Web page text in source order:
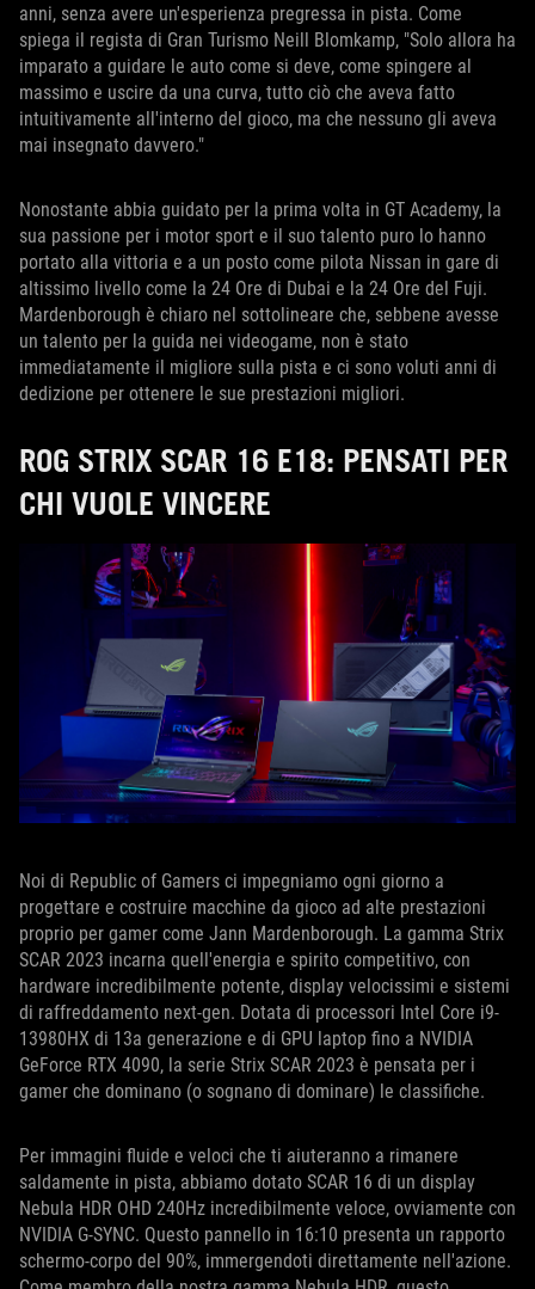
anni, senza avere un'esperienza pregressa in pista. Come
spiega il regista di Gran Turismo Neill Blomkamp, "Solo allora ha
imparato a guidare le auto come si deve, come spingere al
massimo e uscire da una curva, tutto ciò che aveva fatto
intuitivamente all'interno del gioco, ma che nessuno gli aveva
mai insegnato davvero."
Nonostante abbia guidato per la prima volta in GT Academy, la
sua passione per i motor sport e il suo talento puro lo hanno
portato alla vittoria e a un posto come pilota Nissan in gare di
altissimo livello come la 24 Ore di Dubai e la 24 Ore del Fuji.
Mardenborough è chiaro nel sottolineare che, sebbene avesse
un talento per la guida nei videogame, non è stato
immediatamente il migliore sulla pista e ci sono voluti anni di
dedizione per ottenere le sue prestazioni migliori.
ROG STRIX SCAR 16 E18: PENSATI PER
CHI VUOLE VINCERE
Noi di Republic of Gamers ci impegniamo ogni giorno a
progettare e costruire macchine da gioco ad alte prestazioni
proprio per gamer come Jann Mardenborough. La gamma Strix
SCAR 2023 incarna quell'energia e spirito competitivo, con
hardware incredibilmente potente, display velocissimi e sistemi
di raffreddamento next-gen. Dotata di processori Intel Core i9-
13980HX di 13a generazione e di GPU laptop fino a NVIDIA
GeForce RTX 4090, la serie Strix SCAR 2023 è pensata per i
gamer che dominano (o sognano di dominare) le classifiche.
Per immagini fluide e veloci che ti aiuteranno a rimanere
saldamente in pista, abbiamo dotato SCAR 16 di un display
Nebula HDR OHD 240Hz incredibilmente veloce, ovviamente con
NVIDIA G-SYNC. Questo pannello in 16:10 presenta un rapporto
schermo-corpo del 90%, immergendoti direttamente nell'azione.